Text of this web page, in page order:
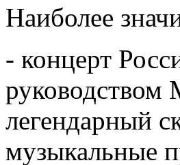
Наиболее
- концерт
руководством
легендарный
музыкальные